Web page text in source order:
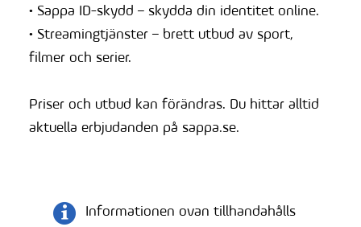
• Sappa ID-skydd – skydda din identitet online.
• Streamingtjänster – brett utbud av sport,
filmer och serier.
Priser och utbud kan förändras. Du hittar alltid
aktuella erbjudanden på sappa.se.
Informationen ovan tillhandahålls